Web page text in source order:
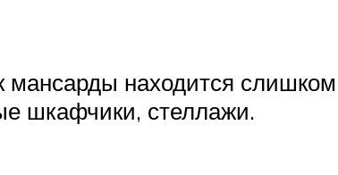
мансарды находится
шкафчики, стеллажи.